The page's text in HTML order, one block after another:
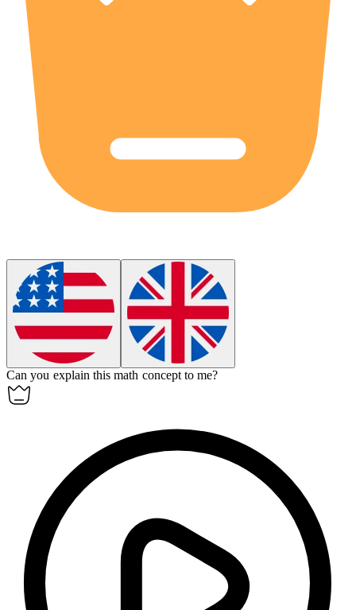
Can you explain this math concept to me?